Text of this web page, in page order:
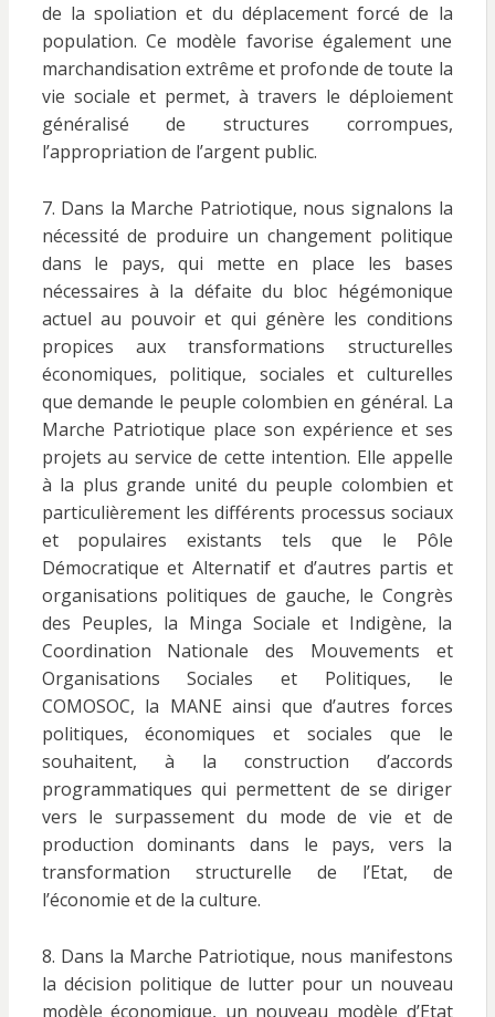
de la spoliation et du déplacement forcé de la
population. Ce modèle favorise également une
marchandisation extrême et profonde de toute la
vie sociale et permet, à travers le déploiement
généralisé de structures corrompues,
l’appropriation de l’argent public.
7. Dans la Marche Patriotique, nous signalons la
nécessité de produire un changement politique
dans le pays, qui mette en place les bases
nécessaires à la défaite du bloc hégémonique
actuel au pouvoir et qui génère les conditions
propices aux transformations structurelles
économiques, politique, sociales et culturelles
que demande le peuple colombien en général. La
Marche Patriotique place son expérience et ses
projets au service de cette intention. Elle appelle
à la plus grande unité du peuple colombien et
particulièrement les différents processus sociaux
et populaires existants tels que le Pôle
Démocratique et Alternatif et d’autres partis et
organisations politiques de gauche, le Congrès
des Peuples, la Minga Sociale et Indigène, la
Coordination Nationale des Mouvements et
Organisations Sociales et Politiques, le
COMOSOC, la MANE ainsi que d’autres forces
politiques, économiques et sociales que le
souhaitent, à la construction d’accords
programmatiques qui permettent de se diriger
vers le surpassement du mode de vie et de
production dominants dans le pays, vers la
transformation structurelle de l’Etat, de
l’économie et de la culture.
8. Dans la Marche Patriotique, nous manifestons
la décision politique de lutter pour un nouveau
modèle économique, un nouveau modèle d’Etat